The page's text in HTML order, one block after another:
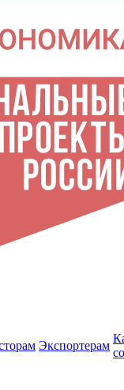
Экспортерам